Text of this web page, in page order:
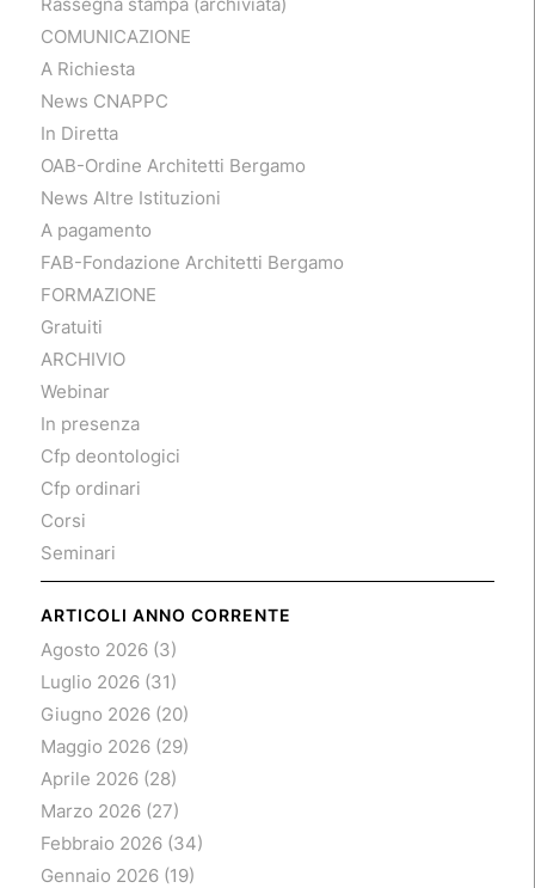
COMUNICAZIONE
A Richiesta
News CNAPPC
In Diretta
OAB-Ordine Architetti Bergamo
News Altre Istituzioni
A pagamento
FAB-Fondazione Architetti Bergamo
FORMAZIONE
Gratuiti
ARCHIVIO
Webinar
In presenza
Cfp deontologici
Cfp ordinari
Corsi
Seminari
ARTICOLI ANNO CORRENTE
Agosto 2026(3)
Luglio 2026(31)
Giugno 2026(20)
Maggio 2026(29)
Aprile 2026(28)
Marzo 2026(27)
Febbraio 2026(34)
Gennaio 2026(19)